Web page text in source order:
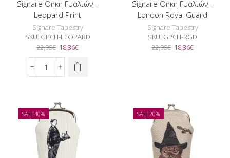
Signare Θήκη Γυαλιών –
Leopard Print
Signare Tapestry
SKU: GPCH-LEOPARD
22,95€ Original
price
was:
22,95€.
18,36€Η
τιμή
Signare
Leopard
Print
ποσότητα
Signare Θήκη Γυαλιών –
London Royal Guard
Signare Tapestry
SKU: GPCH-RGD
22,95€ Original
18,36€Η
SALE40% SALE20%